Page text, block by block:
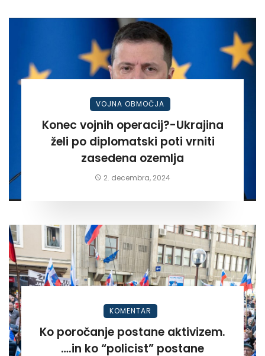
VOJNA OBMOČJA
Konec vojnih operacij?-Ukrajina
želi po diplomatski poti vrniti
zasedena ozemlja
2. decembra, 2024
KOMENTAR
Ko poročanje postane aktivizem.
….in ko “policist” postane